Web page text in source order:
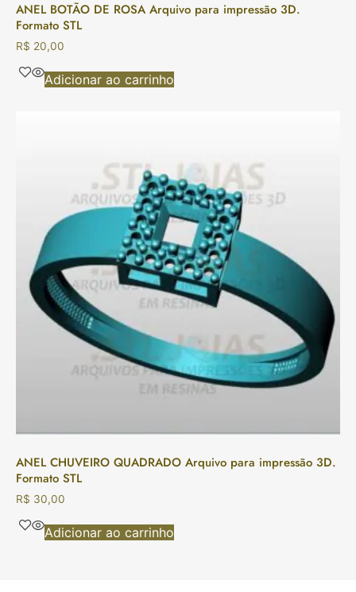
ANEL BOTÃO DE ROSA Arquivo para impressão 3D.
Formato STL
R$ 20,00
Adicionar ao carrinho
ANEL CHUVEIRO QUADRADO Arquivo para impressão 3D.
Formato STL
R$ 30,00
Adicionar ao carrinho